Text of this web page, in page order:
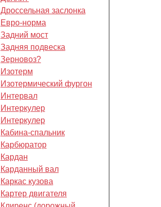
Дроссельная заслонка
Евро-норма
Задний мост
Задняя подвеска
Зерновоз?
Изотерм
Изотермический фургон
Интервал
Интеркулер
Интеркулер
Кабина-спальник
Карбюратор
Кардан
Карданный вал
Каркас кузова
Картер двигателя